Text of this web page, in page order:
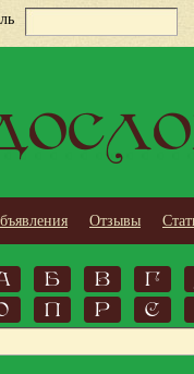
Отзывы
Б В
Г
П Р С